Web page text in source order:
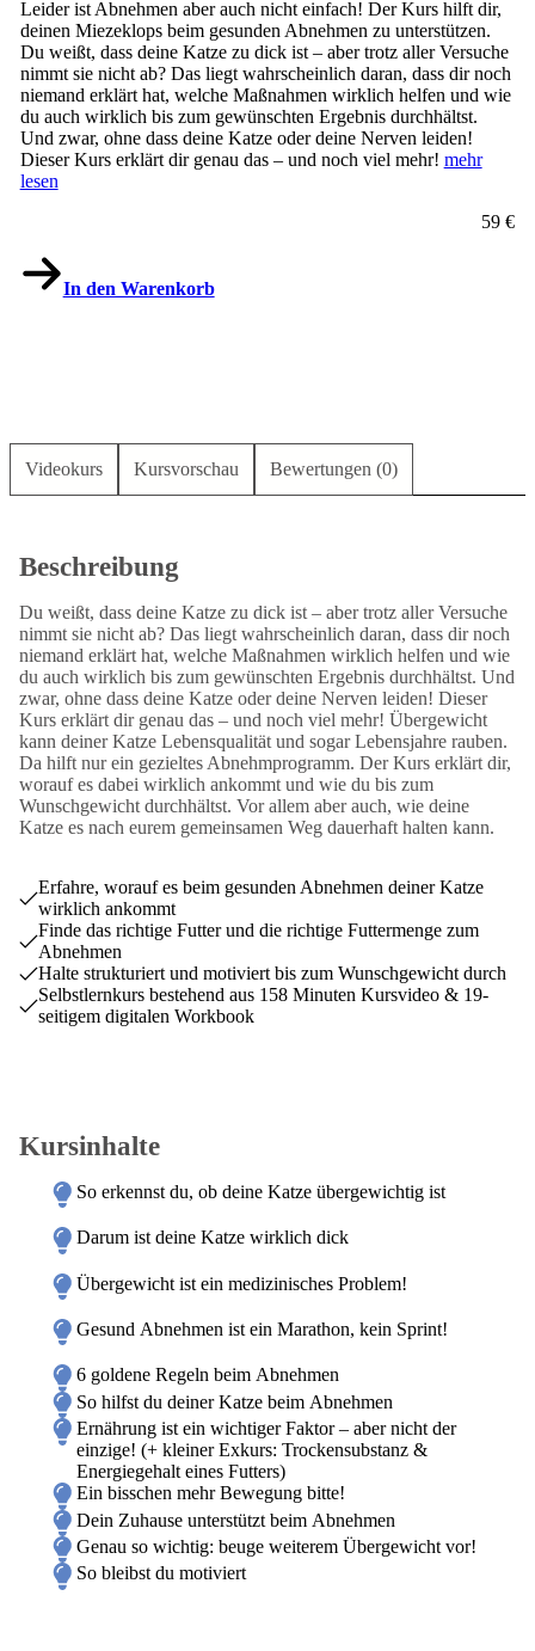
Leider ist Abnehmen aber auch nicht einfach! Der Kurs hilft dir,
deinen Miezeklops beim gesunden Abnehmen zu unterstützen.
Du weißt, dass deine Katze zu dick ist – aber trotz aller Versuche
nimmt sie nicht ab? Das liegt wahrscheinlich daran, dass dir noch
niemand erklärt hat, welche Maßnahmen wirklich helfen und wie
du auch wirklich bis zum gewünschten Ergebnis durchhältst.
Und zwar, ohne dass deine Katze oder deine Nerven leiden!
Dieser Kurs erklärt dir genau das – und noch viel mehr! mehr
lesen
59 €
In den Warenkorb
Videokurs Kursvorschau Bewertungen (0)
Beschreibung
Du weißt, dass deine Katze zu dick ist – aber trotz aller Versuche
nimmt sie nicht ab? Das liegt wahrscheinlich daran, dass dir noch
niemand erklärt hat, welche Maßnahmen wirklich helfen und wie
du auch wirklich bis zum gewünschten Ergebnis durchhältst. Und
zwar, ohne dass deine Katze oder deine Nerven leiden! Dieser
Kurs erklärt dir genau das – und noch viel mehr! Übergewicht
kann deiner Katze Lebensqualität und sogar Lebensjahre rauben.
Da hilft nur ein gezieltes Abnehmprogramm. Der Kurs erklärt dir,
worauf es dabei wirklich ankommt und wie du bis zum
Wunschgewicht durchhältst. Vor allem aber auch, wie deine
Katze es nach eurem gemeinsamen Weg dauerhaft halten kann.
Erfahre, worauf es beim gesunden Abnehmen deiner Katze
wirklich ankommt
Finde das richtige Futter und die richtige Futtermenge zum
Abnehmen
Halte strukturiert und motiviert bis zum Wunschgewicht durch
Selbstlernkurs bestehend aus 158 Minuten Kursvideo & 19-
seitigem digitalen Workbook
Kursinhalte
So erkennst du, ob deine Katze übergewichtig ist
Darum ist deine Katze wirklich dick
Übergewicht ist ein medizinisches Problem!
Gesund Abnehmen ist ein Marathon, kein Sprint!
6 goldene Regeln beim Abnehmen
So hilfst du deiner Katze beim Abnehmen
Ernährung ist ein wichtiger Faktor – aber nicht der
einzige! (+ kleiner Exkurs: Trockensubstanz &
Energiegehalt eines Futters)
Ein bisschen mehr Bewegung bitte!
Dein Zuhause unterstützt beim Abnehmen
Genau so wichtig: beuge weiterem Übergewicht vor!
So bleibst du motiviert